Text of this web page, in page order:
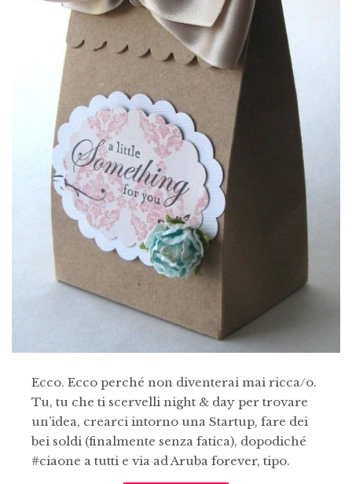
Ecco. Ecco perché non diventerai mai ricca/o.
Tu, tu che ti scervelli night & day per trovare
un’idea, crearci intorno una Startup, fare dei
bei soldi (finalmente senza fatica), dopodiché
#ciaone a tutti e via ad Aruba forever, tipo.